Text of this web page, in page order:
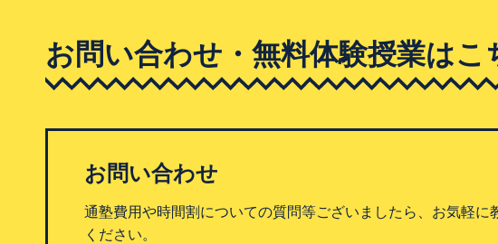
お問い合わせ・無料体験授業はこ
お問い合わせ
通塾費用や時間割についての質問等ございましたら、お気軽に
ください。